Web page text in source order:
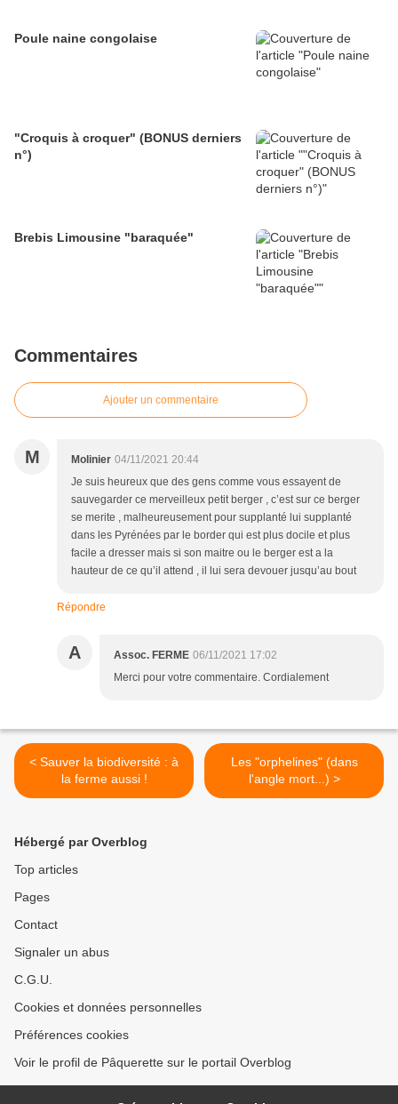
Poule naine congolaise
"Croquis à croquer" (BONUS derniers
n°)
Brebis Limousine "baraquée"
Commentaires
Ajouter un commentaire
M Molinier 04/11/2021 20:44
Je suis heureux que des gens comme vous essayent de
sauvegarder ce merveilleux petit berger , c’est sur ce berger
se merite , malheureusement pour supplanté lui supplanté
dans les Pyrénées par le border qui est plus docile et plus
facile a dresser mais si son maitre ou le berger est a la
hauteur de ce qu’il attend , il lui sera devouer jusqu’au bout
Répondre
A Assoc. FERME 06/11/2021 17:02
Merci pour votre commentaire. Cordialement
< Sauver la biodiversité : à
la ferme aussi !
Les "orphelines" (dans
l'angle mort...) >
Hébergé par Overblog
Top articles
Pages
Contact
Signaler un abus
C.G.U.
Cookies et données personnelles
Préférences cookies
Voir le profil de Pâquerette sur le portail Overblog